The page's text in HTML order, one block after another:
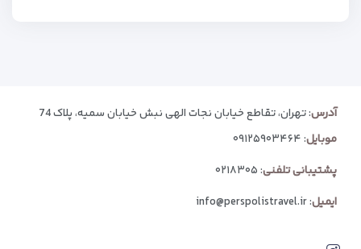
آدرس: تهران، تقاطع خیابان نجات الهی نبش خیابان سمیه، پلاک 74
موبایل:۰۹۱۲۵۹۰۳۴۶۴
پشتیبانی تلفنی:۰۲۱۸۳۰۵
ایمیل:
info@perspolistravel.ir